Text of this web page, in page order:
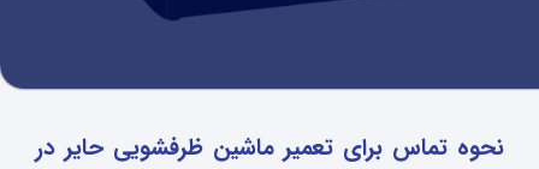
نحوه تماس برای تعمیر ماشین ظرفشویی حایر در